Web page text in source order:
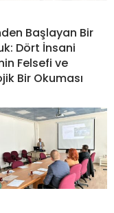
Başlayan Bir
Dört İnsani
Felsefi ve
Bir Okuması